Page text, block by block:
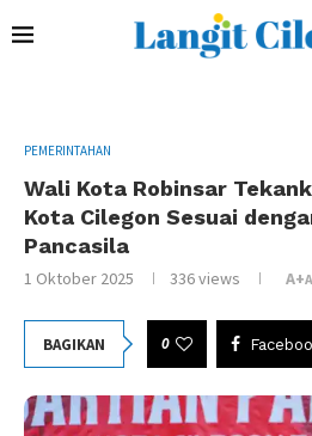
PEMERINTAHAN
Wali Kota Robinsar
Kota Cilegon Sesuai
Pancasila
1 Oktober 2025 336views A+
BAGIKAN 0